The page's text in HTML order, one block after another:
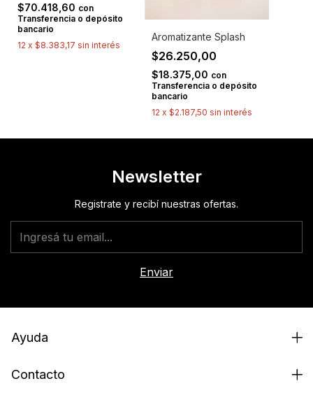
$70.418,60 con
Transferencia o depósito
bancario
12 x $8.383,17 sin interés
Aromatizante Splash
$26.250,00
$18.375,00 con
Transferencia o depósito
bancario
12 x$2.187,50 sin interés
Newsletter
Registrate y recibí nuestras ofertas.
Ayuda
Contacto